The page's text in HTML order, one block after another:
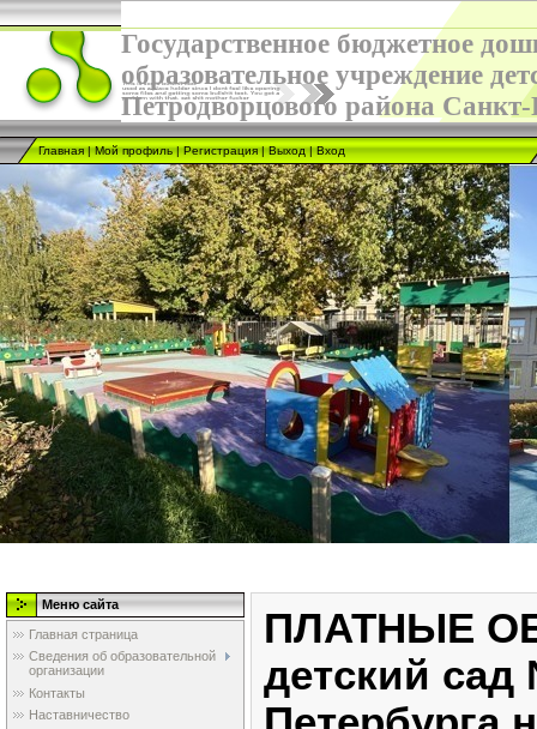
Государственное бюджетное
образовательное учреждение
Петродворцового района Санкт-
Главная |Мой профиль|Регистрация |Выход|Вход
Меню сайта
Главная страница
Сведения об образовательной
организации
Контакты
Наставничество
ПЛАТНЫЕ
детский